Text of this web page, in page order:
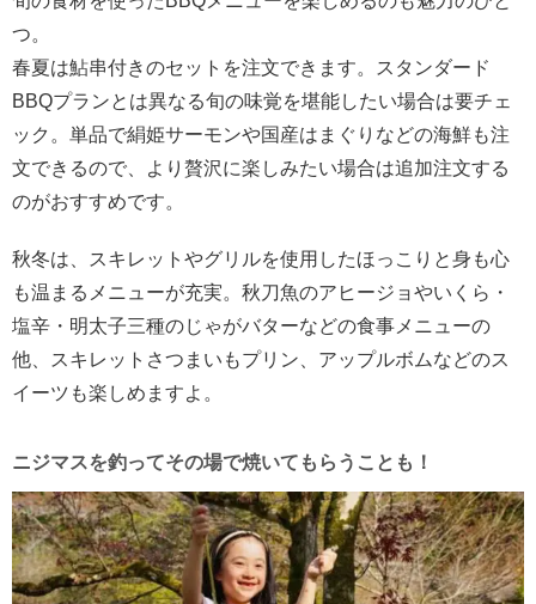
つ。
春夏は鮎串付きのセットを注文できます。スタンダード
BBQプランとは異なる旬の味覚を堪能したい場合は要チェ
ック。単品で絹姫サーモンや国産はまぐりなどの海鮮も注
文できるので、より贅沢に楽しみたい場合は追加注文する
のがおすすめです。
秋冬は、スキレットやグリルを使用したほっこりと身も心
も温まるメニューが充実。秋刀魚のアヒージョやいくら・
塩辛・明太子三種のじゃがバターなどの食事メニューの
他、スキレットさつまいもプリン、アップルボムなどのス
イーツも楽しめますよ。
ニジマスを釣ってその場で焼いてもらうことも！